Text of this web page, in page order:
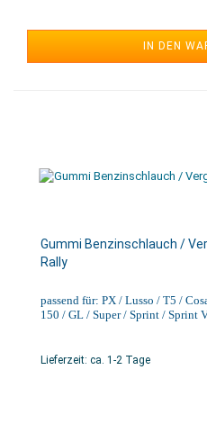
IN DEN
Gummi Benzinschlauch /
Rally
passend für: PX / Lusso / T5 /
150 / GL / Super / Sprint / Sprint
Lieferzeit: ca. 1-2 Tage